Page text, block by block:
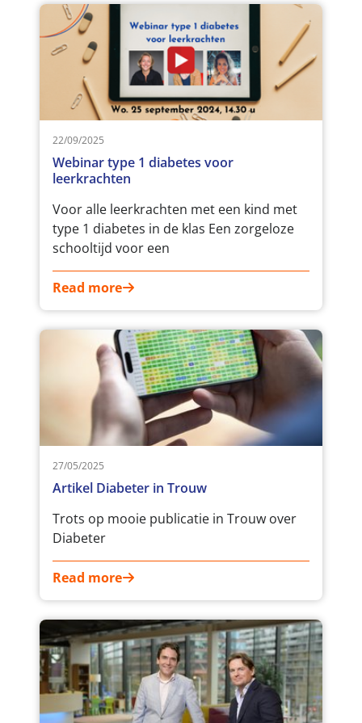
22/09/2025
Webinar type 1 diabetes voor
leerkrachten
Voor alle leerkrachten met een kind met
type 1 diabetes in de klas Een zorgeloze
schooltijd voor een
Read more
27/05/2025
Artikel Diabeter in Trouw
Trots op mooie publicatie in Trouw over
Diabeter
Read more